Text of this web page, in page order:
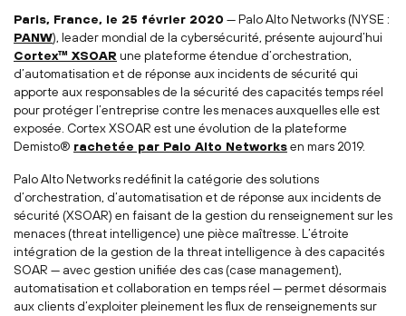
Paris, France, le 25 février 2020 — Palo Alto Networks (NYSE :
PANW), leader mondial de la cybersécurité, présente aujourd’hui
Cortex™ XSOAR une plateforme étendue d’orchestration,
d’automatisation et de réponse aux incidents de sécurité qui
apporte aux responsables de la sécurité des capacités temps réel
pour protéger l’entreprise contre les menaces auxquelles elle est
exposée. Cortex XSOAR est une évolution de la plateforme
Demisto® rachetée par Palo Alto Networksen mars 2019.
Palo Alto Networks redéfinit la catégorie des solutions
d’orchestration, d’automatisation et de réponse aux incidents de
sécurité (XSOAR) en faisant de la gestion du renseignement sur les
menaces (threat intelligence) une pièce maîtresse. L’étroite
intégration de la gestion de la threat intelligence à des capacités
SOAR — avec gestion unifiée des cas (case management),
automatisation et collaboration en temps réel — permet désormais
aux clients d’exploiter pleinement les flux de renseignements sur